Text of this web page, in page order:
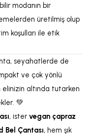
modanın bir
üretilmiş olup
koşulları ile etik
seyahatlerde de
ve çok yönlü
elinizin altında tutarken
💚
, ister vegan çapraz
Bel Çantası, hem şık